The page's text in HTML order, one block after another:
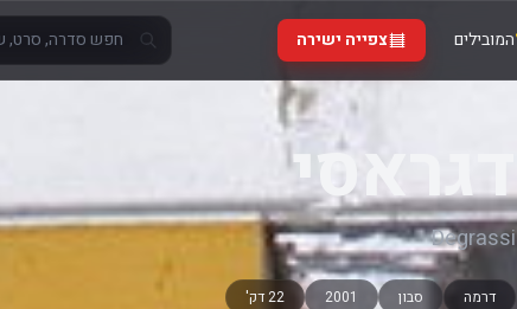
המובילים צפייה ישירה
דגראסי
Degrassi
דרמה סבון 2001 22 דק'